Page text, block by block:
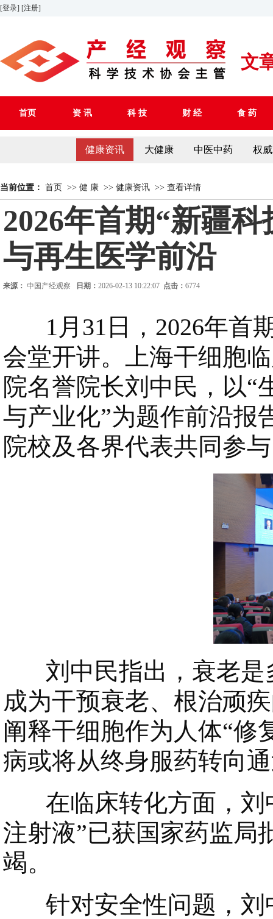
[登录] [注册]
文
首页 资 讯 科 技 财 经 食 药
健康资讯 大健康 中医中药 权
当前位置： 首页 >> 健 康 >> 健康资讯 >> 查看详情
2026年首期“新疆
与再生医学前沿
来源： 中国产经观察 日期： 2026-02-13 10:22:07 点击： 6774
1月31日，2026年首期
会堂开讲。上海干细胞
院名誉院长刘中民，以
与产业化”为题作前沿报
院校及各界代表共同参
刘中民指出，衰老是
成为干预衰老、根治顽
阐释干细胞作为人体“修
病或将从终身服药转向
在临床转化方面，刘
注射液”已获国家药监局
竭。
针对安全性问题，刘